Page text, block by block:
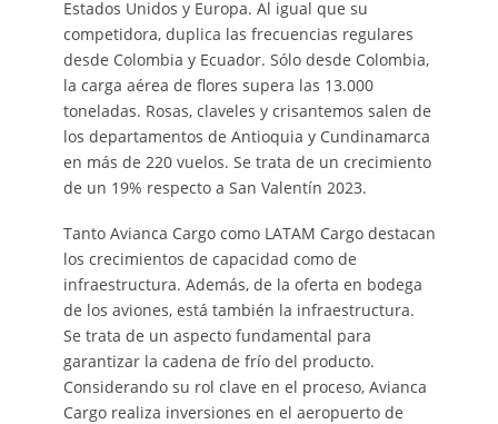
Estados Unidos y Europa. Al igual que su
competidora, duplica las frecuencias regulares
desde Colombia y Ecuador. Sólo desde Colombia,
la carga aérea de flores supera las 13.000
toneladas. Rosas, claveles y crisantemos salen de
los departamentos de Antioquia y Cundinamarca
en más de 220 vuelos. Se trata de un crecimiento
de un 19% respecto a San Valentín 2023.
Tanto Avianca Cargo como LATAM Cargo destacan
los crecimientos de capacidad como de
infraestructura. Además, de la oferta en bodega
de los aviones, está también la infraestructura.
Se trata de un aspecto fundamental para
garantizar la cadena de frío del producto.
Considerando su rol clave en el proceso, Avianca
Cargo realiza inversiones en el aeropuerto de